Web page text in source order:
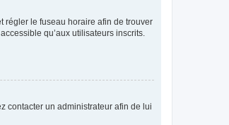
régler le fuseau horaire afin de trouver
qu’aux utilisateurs inscrits.
contacter un administrateur afin de lui